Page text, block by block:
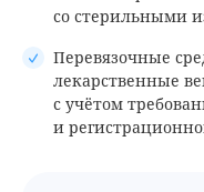
со стерильными
Перевязочные
лекарственные
с учётом
и